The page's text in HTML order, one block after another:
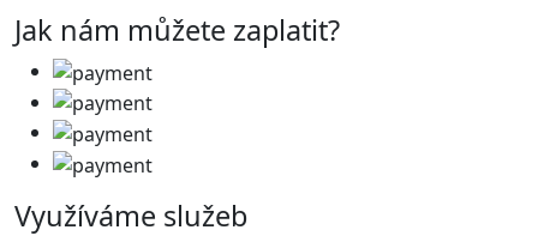
Jak nám můžete zaplatit?
Využíváme služeb